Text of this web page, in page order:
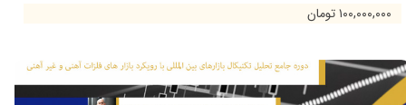
۱۰۰,۰۰۰,۰۰۰ تومان